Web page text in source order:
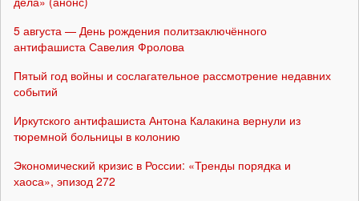
5 августа — День рождения политзаключённого
антифашиста Савелия Фролова
Пятый год войны и сослагательное рассмотрение недавних
событий
Иркутского антифашиста Антона Калакина вернули из
тюремной больницы в колонию
Экономический кризис в России: «Тренды порядка и
хаоса», эпизод 272